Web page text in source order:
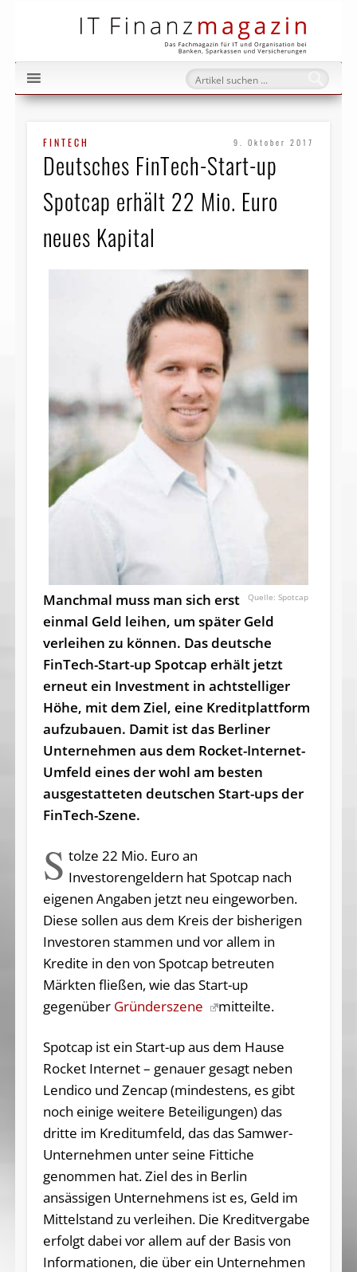
FINTECH 9. Oktober 2017
Deutsches FinTech-Start-up
Spotcap erhält 22 Mio. Euro
neues Kapital
Spotcap
Manchmal muss man sich erst
einmal Geld leihen, um später Geld
verleihen zu können. Das deutsche
FinTech-Start-up Spotcap erhält jetzt
erneut ein Investment in achtstelliger
Höhe, mit dem Ziel, eine Kreditplattform
aufzubauen. Damit ist das Berliner
Unternehmen aus dem Rocket-Internet-
Umfeld eines der wohl am besten
ausgestatteten deutschen Start-ups der
FinTech-Szene.
S tolze 22 Mio. Euro an
Investorengeldern hat Spotcap nach
eigenen Angaben jetzt neu eingeworben.
Diese sollen aus dem Kreis der bisherigen
Investoren stammen und vor allem in
Kredite in den von Spotcap betreuten
Märkten fließen, wie das Start-up
gegenüber Gründerszene mitteilte.
Spotcap ist ein Start-up aus dem Hause
Rocket Internet – genauer gesagt neben
Lendico und Zencap (mindestens, es gibt
noch einige weitere Beteiligungen) das
dritte im Kreditumfeld, das das Samwer-
Unternehmen unter seine Fittiche
genommen hat. Ziel des in Berlin
ansässigen Unternehmens ist es, Geld im
Mittelstand zu verleihen. Die Kreditvergabe
erfolgt dabei vor allem auf der Basis von
Informationen, die über ein Unternehmen